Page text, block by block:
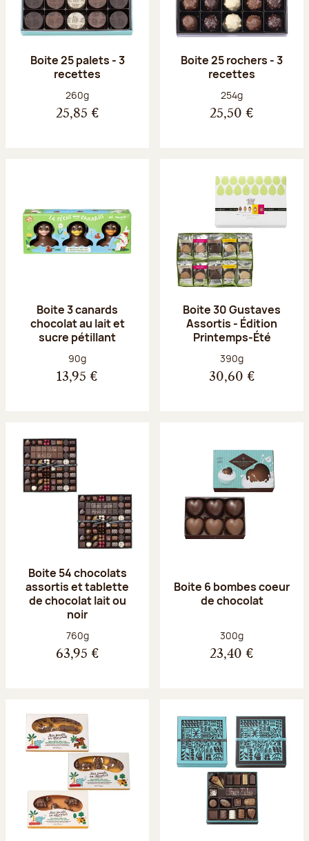
Boite 25 palets - 3
recettes
Poids net :
260g
25,85 €
Boite 25 rochers - 3
recettes
Poids net :
254g
25,50 €
Boite 3 canards
chocolat au lait et
sucre pétillant
Poids net :
90g
13,95 €
Boite 30 Gustaves
Assortis - Édition
Printemps-Été
Poids net :
390g
30,60 €
Boite 54 chocolats
assortis et tablette
de chocolat lait ou
noir
Poids net :
760g
63,95 €
Boite 6 bombes coeur
de chocolat
Poids net :
300g
23,40 €